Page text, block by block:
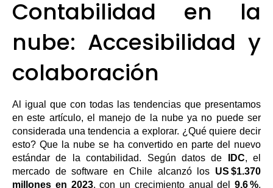
Contabilidad en la
nube: Accesibilidad y
colaboración
Al igual que con todas las tendencias que presentamos
en este artículo, el manejo de la nube ya no puede ser
considerada una tendencia a explorar. ¿Qué quiere decir
esto? Que la nube se ha convertido en parte del nuevo
estándar de la contabilidad. Según datos de
IDC, el
mercado de software en Chile alcanzó los US $1.370
millones en 2023, con un crecimiento anual del 9,6 %,